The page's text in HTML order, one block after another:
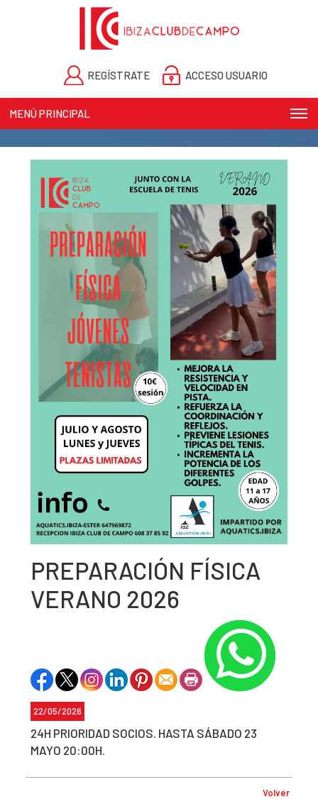
REGÍSTRATE ACCESO USUARIO
MENÚ PRINCIPAL
PREPARACIÓN FÍSICA
VERANO 2026
22/05/2026
24H PRIORIDAD SOCIOS. HASTA SÁBADO 23
MAYO 20:00H.
Volver